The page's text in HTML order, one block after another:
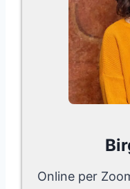
Online per